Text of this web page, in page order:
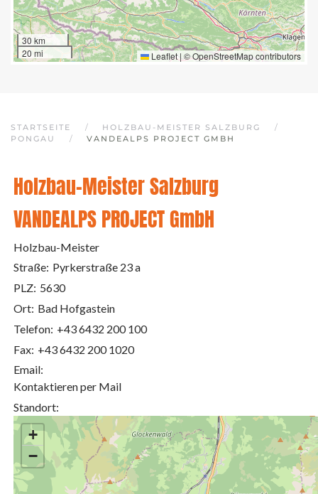
30 km
20 mi
Leaflet | ©OpenStreetMapcontributors
STARTSEITE
HOLZBAU-MEISTER SALZBURG
PONGAU
VANDEALPS PROJECT GMBH
Holzbau-Meister Salzburg
VANDEALPS PROJECT GmbH
Holzbau-Meister
Straße: Pyrkerstraße 23 a
PLZ: 5630
Ort: Bad Hofgastein
Telefon: +43 6432 200 100
Fax: +43 6432 200 1020
Email:
Kontaktieren per Mail
Standort:
+
−